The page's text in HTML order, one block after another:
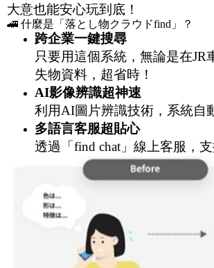
大意也能安心玩到底！
🚄 什麼是「落とし物クラウドfind」？
跨企業一鍵搜尋
只要用這個系統，無論是在
失物資料，超省時！
AI影像辨識超神速
利用AI圖片辨識技術，系統自
多語言客服超貼心
透過「find chat」線上客服，